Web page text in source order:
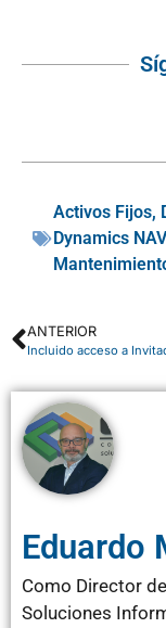
Activos Fijos,
Dynamics
ANTERIOR
Eduardo
Como Director
Soluciones